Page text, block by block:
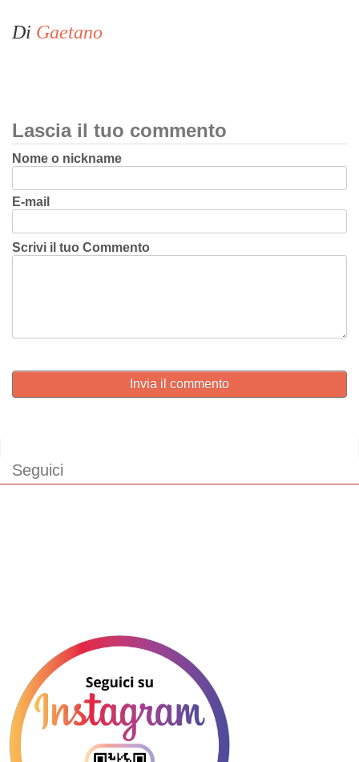
Di Gaetano
Lascia il tuo commento
Nome o nickname
E-mail
Scrivi il tuo Commento
Invia il commento
Seguici